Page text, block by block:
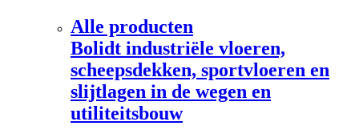
Alle producten
Bolidt industriële vloeren,
scheepsdekken, sportvloeren en
slijtlagen in de wegen en
utiliteitsbouw